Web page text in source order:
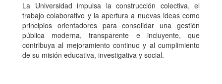
La Universidad impulsa la construcción colectiva, el
trabajo colaborativo y la apertura a nuevas ideas como
principios orientadores para consolidar una gestión
pública moderna, transparente e incluyente, que
contribuya al mejoramiento continuo y al cumplimiento
de su misión educativa, investigativa y social.